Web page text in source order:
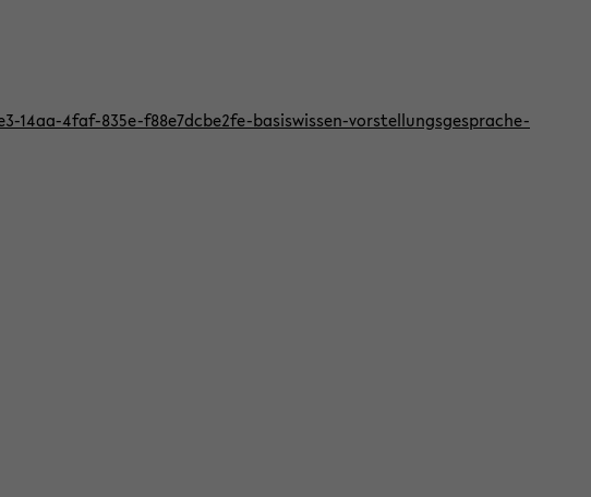
4faf-835e-f88e7dcbe2fe-basiswissen-vorstellungsgesprache-